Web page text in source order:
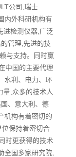
公司,瑞士
内外科研机构有
进检测仪器,广泛
管理,先进的技
与支持。同时赢
中国的主要代理
水利、电力、环
量,众多的技术人
、意大利、德
机构有着密切的
保持着密切合
时更获得的技术
全国多家研究院,